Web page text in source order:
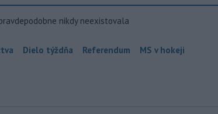
nikdy neexistovala
Dielo týždňa Referendum MS v hokeji